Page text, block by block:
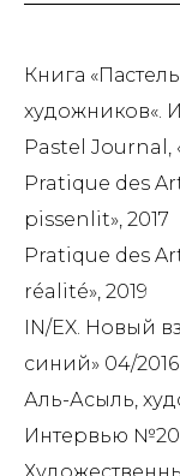
Книга
художников«.
Pastel Journal,
Pratique des
pissenlit», 2017
Pratique des
réalité», 2019
IN/EX. Новый
синий» 04/2016
Аль-Асыль,
Интервью